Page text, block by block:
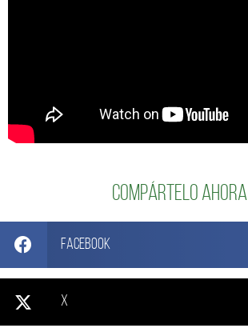
Compártelo ahora
Facebook
X